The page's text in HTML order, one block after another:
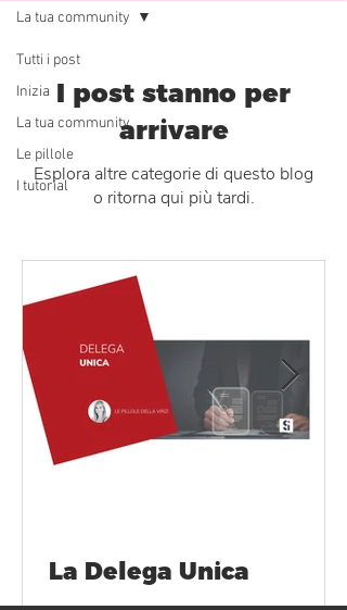
Tutti i post
Inizia
La tua community
Le pillole
I tutorial
La tua community
I post stanno per
arrivare
Esplora altre categorie di questo blog
o ritorna qui più tardi.
La Delega Unica